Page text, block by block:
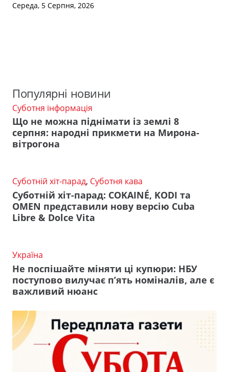
Середа, 5 Серпня, 2026
Популярні новини
Суботня інформація
Що не можна піднімати із землі 8
серпня: народні прикмети на Мирона-
вітрогона
Суботній хіт-парад, Суботня кава
Суботній хіт-парад: COKAINÉ, KODI та
OMEN представили нову версію Cuba
Libre & Dolce Vita
Україна
Не поспішайте міняти ці купюри: НБУ
поступово вилучає п’ять номіналів, але є
важливий нюанс